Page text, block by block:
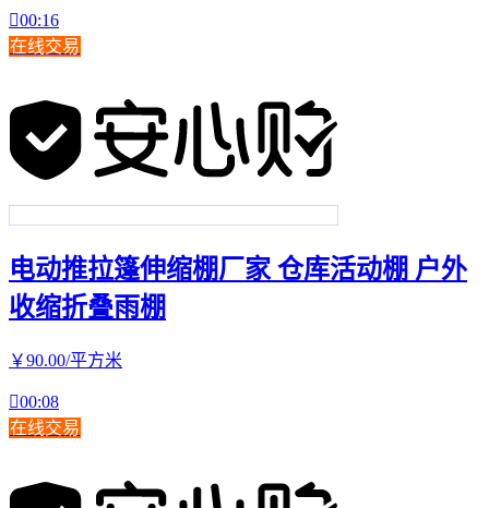
00:16
在线交易
电动推拉篷伸缩棚厂家 仓库活动棚 户外
收缩折叠雨棚
￥90.00/平方米
00:08
在线交易